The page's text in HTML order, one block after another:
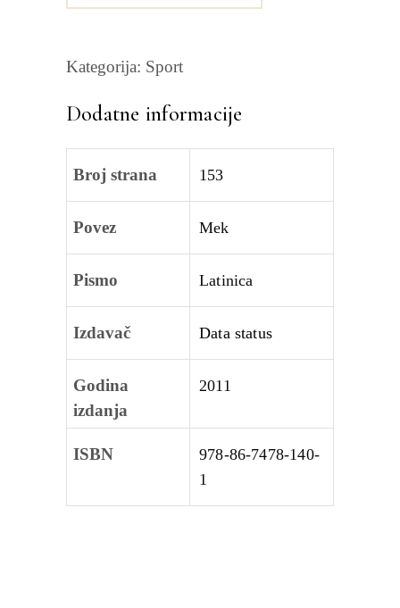
Kategorija: Sport
Dodatne informacije
Broj strana 153
Povez Mek
Pismo Latinica
Izdavač Data status
Godina
izdanja
2011
ISBN
978-86-7478-140-
1